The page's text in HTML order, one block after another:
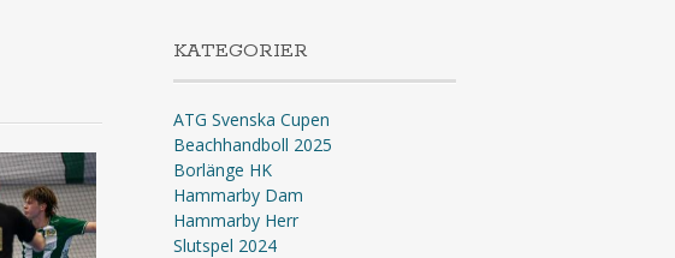
KATEGORIER
ATG Svenska Cupen
Beachhandboll 2025
Borlänge HK
Hammarby Dam
Hammarby Herr
Slutspel 2024